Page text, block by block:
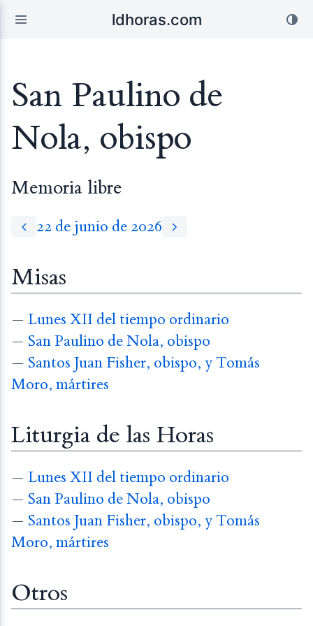
ldhoras.com
San Paulino de
Nola, obispo
Memoria libre
22 de junio de 2026
Misas
— Lunes XII del tiempo ordinario
— San Paulino de Nola, obispo
— Santos Juan Fisher, obispo, y Tomás
Moro, mártires
Liturgia de las Horas
— Lunes XII del tiempo ordinario
— San Paulino de Nola, obispo
— Santos Juan Fisher, obispo, y Tomás
Moro, mártires
Otros